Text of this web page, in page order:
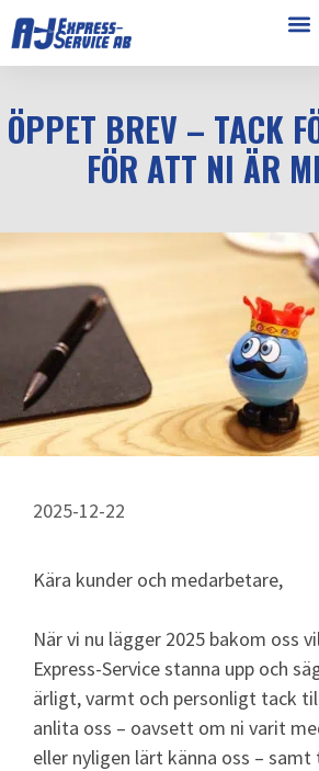
ÖPPET BREV – TACK
FÖR ATT NI ÄR
2025-12-22
Kära kunder och medarbetare,
När vi nu lägger 2025 bakom oss
Express-Service stanna upp och
ärligt, varmt och personligt tack
anlita oss – oavsett om ni varit
eller nyligen lärt känna oss – samt